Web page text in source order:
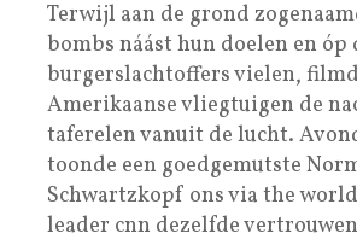
Terwijl aan de grond
bombs náást hun doelen en óp
burgerslachtoffers vielen,
Amerikaanse vliegtuigen de
taferelen vanuit de lucht.
toonde een goedgemutste
Schwartzkopf ons via the
leader cnn dezelfde